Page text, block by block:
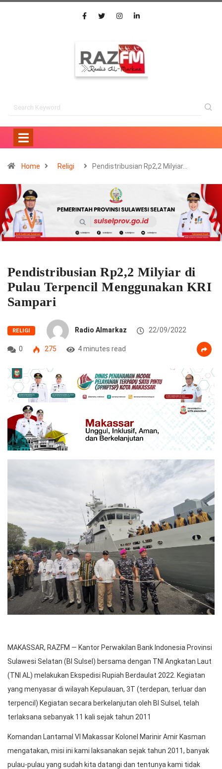
Home Religi Pendistribusian Rp2,2 Milyiar…
Pendistribusian Rp2,2 Milyiar di
Pulau Terpencil Menggunakan KRI
Sampari
RELIGI Radio Almarkaz 22/09/2022
0 275 4 minutes read
MAKASSAR, RAZFM — Kantor Perwakilan Bank Indonesia Provinsi
Sulawesi Selatan (BI Sulsel) bersama dengan TNI Angkatan Laut
(TNI AL) melakukan Ekspedisi Rupiah Berdaulat 2022. Kegiatan
yang menyasar di wilayah Kepulauan, 3T (terdepan, terluar dan
terpencil) Kegiatan secara berkelanjutan oleh BI Sulsel, telah
terlaksana sebanyak 11 kali sejak tahun 2011
Komandan Lantamal VI Makassar Kolonel Marinir Amir Kasman
mengatakan, misi ini kami laksanakan sejak tahun 2011, banyak
pulau-pulau yang sudah kita datangi dan tentunya kami tidak